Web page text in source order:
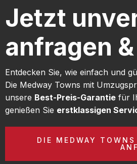
Jetzt
anfragen
Entdecken Sie, wie einfach und
Die Medway Towns mit
unsere Best-Preis-Garantie für
genießen Sie erstklassigen
DIE MEDWAY